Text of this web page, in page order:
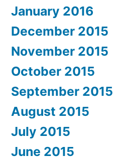
January 2016
December 2015
November 2015
October 2015
September 2015
August 2015
July 2015
June 2015